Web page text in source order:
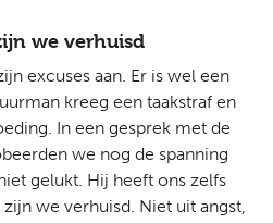
we verhuisd
excuses aan. Er is wel een
kreeg een taakstraf en
In een gesprek met de
we nog de spanning
gelukt. Hij heeft ons zelfs
we verhuisd. Niet uit angst,